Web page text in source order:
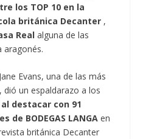
los TOP 10 en la
británica Decanter ,
Real alguna de las
aragonés.
Evans, una de las más
dió un espaldarazo a los
al destacar con 91
de BODEGAS LANGA en
británica Decanter